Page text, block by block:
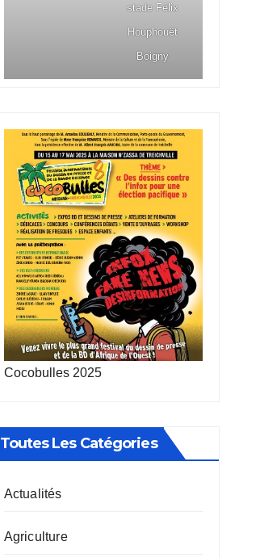
stade Félix
Houphouët
Boigny
Cocobulles 2025
Toutes Les Catégories
Actualités
Agriculture